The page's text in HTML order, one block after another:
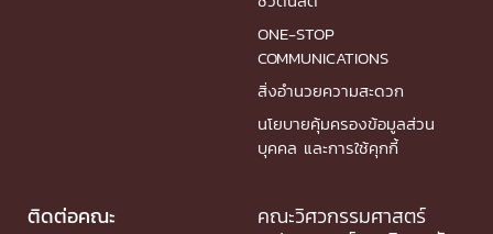
ONE-STOP
COMMUNICATIONS
สิ่งอำนวยความสะดวก
นโยบายคุ้มครองข้อมูลส่วน
บุคคล และการใช้คุกกี้
ติดต่อคณะ
คณะวิศวกรรมศาสตร์